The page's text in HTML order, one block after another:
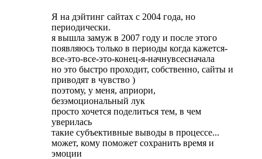
Я на дэйтинг сайтах с 2004 года, но
периодически.
я вышла замуж в 2007 году и после этого
появляюсь только в периоды когда кажется-
все-это-все-это-конец-я-начнувсесначала
но это быстро проходит, собственно, сайты и
приводят в чувство )
поэтому, у меня, априори,
безэмоциональный лук
просто хочется поделиться тем, в чем
уверилась
такие субъективные выводы в процессе...
может, кому поможет сохранить время и
эмоции